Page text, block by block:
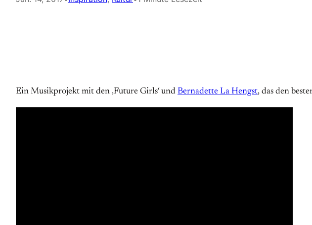
Ein Musikprojekt mit den ‚Future Girls‘ und Bernadette La Hengst, das den